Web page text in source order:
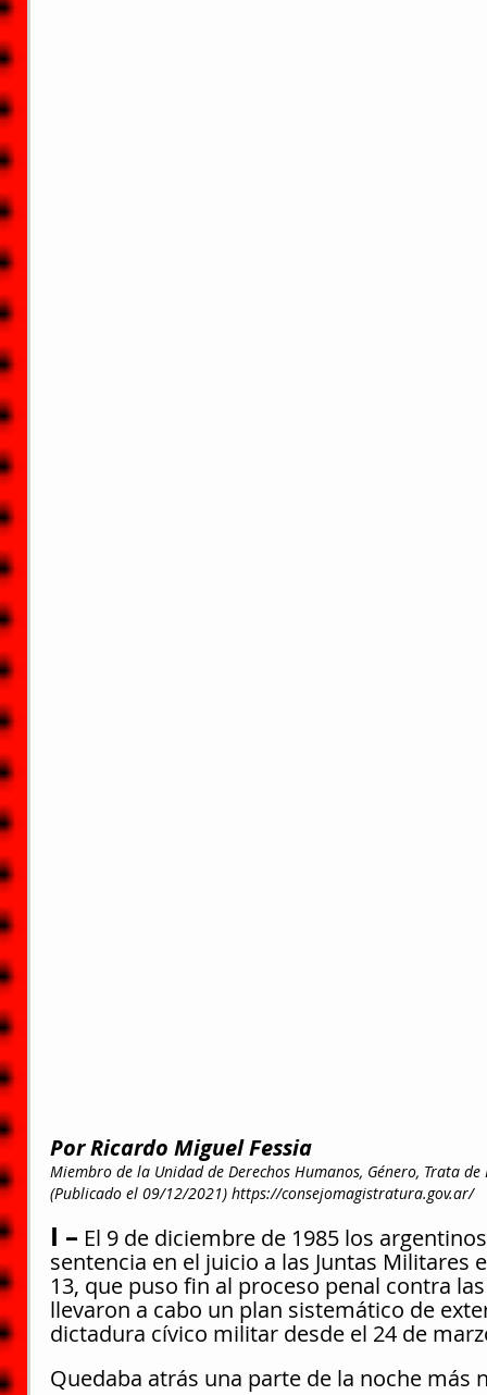
Por Ricardo Miguel Fessia
Miembro de la Unidad de Derechos Humanos, Género, Trata
(Publicado el 09/12/2021) https://consejomagistratura.gov.ar/
I – El 9 de diciembre de 1985 los
sentencia en el juicio a las Juntas Militares
13, que puso fin al proceso penal contra
llevaron a cabo un plan sistemático de
dictadura cívico militar desde el 24 de
Quedaba atrás una parte de la noche más